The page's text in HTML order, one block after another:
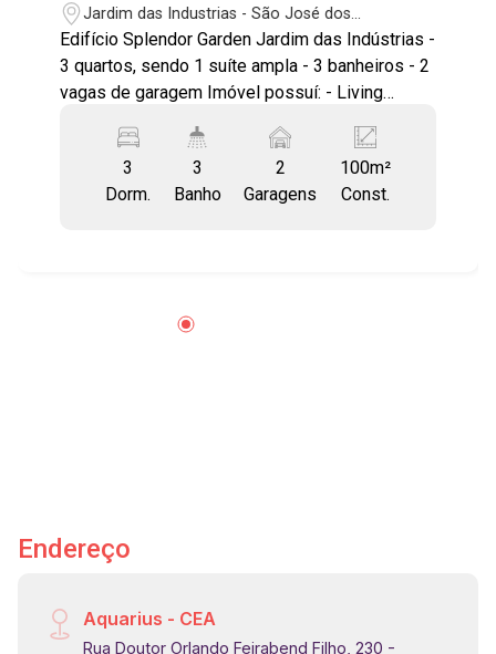
Jardim das Industrias - São José dos
Campos/SP
Edifício Splendor Garden Jardim das Indústrias -
3 quartos, sendo 1 suíte ampla - 3 banheiros - 2
vagas de garagem Imóvel possuí: - Living
Cozinha moderna integrada - Varanda gourmet
com churrasqueira - Sacada Envidraçada com
tela de proteção - Área de serviço independente
O Splendor Garden é reconhecido por possuir
churrasqueira - 7 salões de festa - Espaço Pet -
Car wash com duas vagas - Coworking - Sauna e
Playground - Brinquedoteca - Mini mercado -
3
Dorm.
3
Banho
2
Garagens
100m²
Const.
Endereço
Aquarius - CEA
Rua Doutor Orlando Feirabend Filho, 230 -